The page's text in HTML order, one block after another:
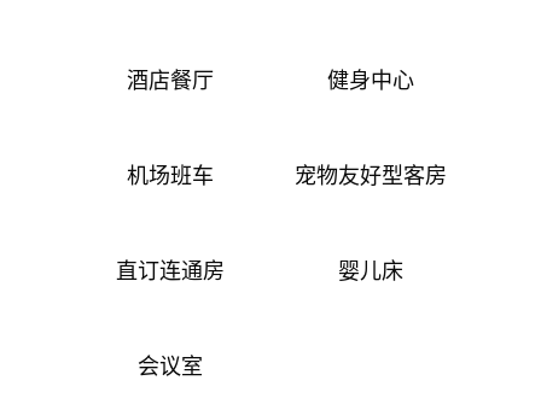
酒店餐厅 健身中心
机场班车 宠物友好型客房
直订连通房 婴儿床
会议室